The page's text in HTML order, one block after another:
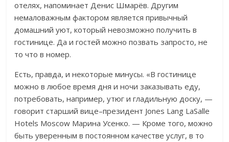
отелях, напоминает Денис Шмарёв. Другим
немаловажным фактором является привычный
домашний уют, который невозможно получить в
гостинице. Да и гостей можно позвать запросто, не
то что в номер.
Есть, правда, и некоторые минусы. «В гостинице
можно в любое время дня и ночи заказывать еду,
потребовать, например, утюг и гладильную доску, —
говорит старший вице–президент Jones Lang LaSalle
Hotels Moscow Марина Усенко. — Кроме того, можно
быть уверенным в постоянном качестве услуг, в то